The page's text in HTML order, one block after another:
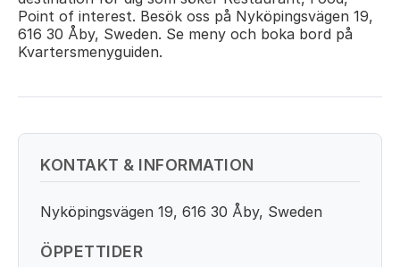
Point of interest. Besök oss på Nyköpingsvägen 19,
616 30 Åby, Sweden. Se meny och boka bord på
Kvartersmenyguiden.
KONTAKT & INFORMATION
Nyköpingsvägen 19, 616 30 Åby, Sweden
ÖPPETTIDER